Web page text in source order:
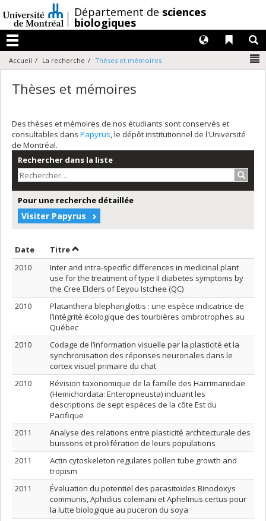
au
contenu
/Département de sciences
biologiques
Menu
Liens
Langues
Accueil La recherche Thèses et mémoires
Thèses et mémoires
Des thèses et mémoires de nos étudiants sont conservés et
consultables dans Papyrus, le dépôt institutionnel de l'Université
de Montréal.
Rechercher dans la liste
Pour une recherche détaillée
Visiter Papyrus
Date Trier par date en ordre décroissant
TitreTrier par titre en ordre décroissant
2010
Inter and intra-specific differences in medicinal plant
use for the treatment of type II diabetes symptoms by
the Cree Elders of Eeyou Istchee (QC)
2010
Platanthera blephariglottis : une espèce indicatrice de
l’intégrité écologique des tourbières ombrotrophes au
Québec
2010
Codage de l’information visuelle par la plasticité et la
synchronisation des réponses neuronales dans le
cortex visuel primaire du chat
2010
Révision taxonomique de la famille des Harrimaniidae
(Hemichordata: Enteropneusta) incluant les
descriptions de sept espèces de la côte Est du
Pacifique
2011
Analyse des relations entre plasticité architecturale des
buissons et prolifération de leurs populations
2011
Actin cytoskeleton regulates pollen tube growth and
tropism
2011
Évaluation du potentiel des parasitoïdes Binodoxys
communis, Aphidius colemani et Aphelinus certus pour
la lutte biologique au puceron du soya